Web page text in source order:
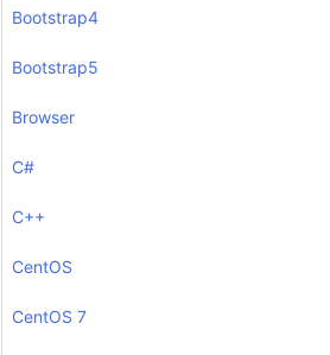
Bootstrap4
Bootstrap5
Browser
C#
C++
CentOS
CentOS 7